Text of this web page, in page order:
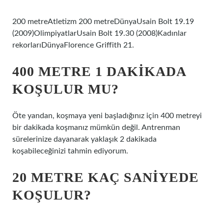
200 metreAtletizm 200 metreDünyaUsain Bolt 19.19
(2009)OlimpiyatlarUsain Bolt 19.30 (2008)Kadınlar
rekorlarıDünyaFlorence Griffith 21.
400 METRE 1 DAKIKADA
KOŞULUR MU?
Öte yandan, koşmaya yeni başladığınız için 400 metreyi
bir dakikada koşmanız mümkün değil. Antrenman
sürelerinize dayanarak yaklaşık 2 dakikada
koşabileceğinizi tahmin ediyorum.
20 METRE KAÇ SANIYEDE
KOŞULUR?